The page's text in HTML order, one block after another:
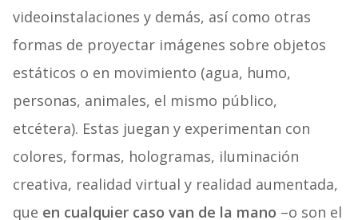
videoinstalaciones y demás, así como otras
formas de proyectar imágenes sobre objetos
estáticos o en movimiento (agua, humo,
personas, animales, el mismo público,
etcétera). Estas juegan y experimentan con
colores, formas, hologramas, iluminación
creativa, realidad virtual y realidad aumentada,
que en cualquier caso van de la mano –o son el